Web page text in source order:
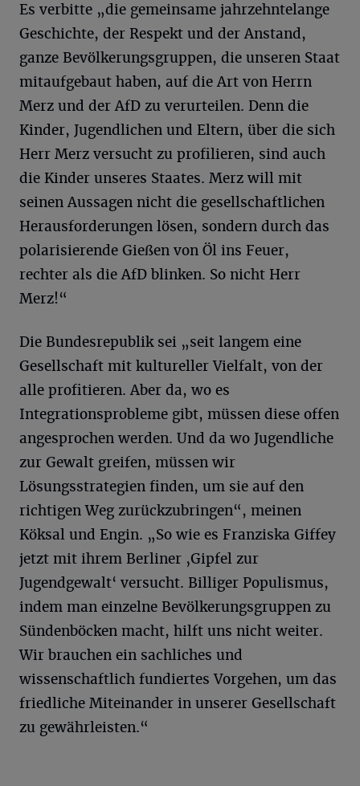
Es verbitte „die gemeinsame jahrzehntelange
Geschichte, der Respekt und der Anstand,
ganze Bevölkerungsgruppen, die unseren Staat
mitaufgebaut haben, auf die Art von Herrn
Merz und der AfD zu verurteilen. Denn die
Kinder, Jugendlichen und Eltern, über die sich
Herr Merz versucht zu profilieren, sind auch
die Kinder unseres Staates. Merz will mit
seinen Aussagen nicht die gesellschaftlichen
Herausforderungen lösen, sondern durch das
polarisierende Gießen von Öl ins Feuer,
rechter als die AfD blinken. So nicht Herr
Merz!“
Die Bundesrepublik sei „seit langem eine
Gesellschaft mit kultureller Vielfalt, von der
alle profitieren. Aber da, wo es
Integrationsprobleme gibt, müssen diese offen
angesprochen werden. Und da wo Jugendliche
zur Gewalt greifen, müssen wir
Lösungsstrategien finden, um sie auf den
richtigen Weg zurückzubringen“, meinen
Köksal und Engin. „So wie es Franziska Giffey
jetzt mit ihrem Berliner ‚Gipfel zur
Jugendgewalt‘ versucht. Billiger Populismus,
indem man einzelne Bevölkerungsgruppen zu
Sündenböcken macht, hilft uns nicht weiter.
Wir brauchen ein sachliches und
wissenschaftlich fundiertes Vorgehen, um das
friedliche Miteinander in unserer Gesellschaft
zu gewährleisten.“